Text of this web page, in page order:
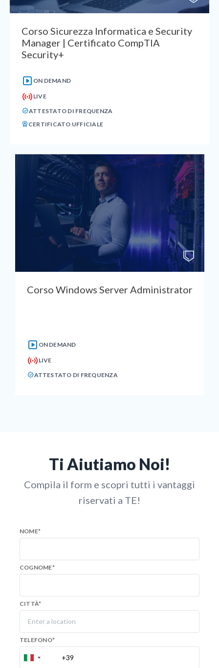
Corso Sicurezza Informatica e Security
Manager | Certificato CompTIA
Security+
ON DEMAND
LIVE
ATTESTATO DI FREQUENZA
CERTIFICATO UFFICIALE
Corso Windows Server Administrator
ON DEMAND
LIVE
ATTESTATO DI FREQUENZA
Ti Aiutiamo Noi!
Compila il form e scopri tutti i vantaggi
riservati a TE!
NOME*
COGNOME*
CITTÀ*
TELEFONO*